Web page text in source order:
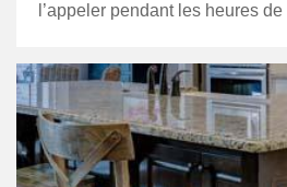
l’appeler pendant les heures